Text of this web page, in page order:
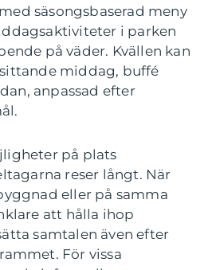
säsongsbaserad meny
i parken
på väder. Kvällen kan
middag, buffé
anpassad efter
på plats
reser långt. När
eller på samma
att hålla ihop
samtalen även efter
För vissa